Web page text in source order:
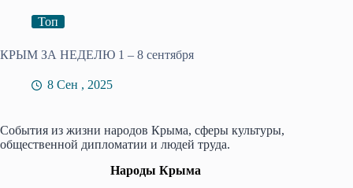
Топ
КРЫМ ЗА НЕДЕЛЮ 1 – 8 сентября
8 Сен , 2025
События из жизни народов Крыма, сферы культуры,
общественной дипломатии и людей труда.
Народы Крыма